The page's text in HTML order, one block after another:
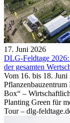
17. Juni 2026
DLG-Feldtage
der gesamten
Vom 16. bis 18.
Box“ –
Planting Green für
Tour – dlg-